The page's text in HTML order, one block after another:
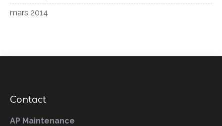
mars 2014
Contact
AP Maintenance